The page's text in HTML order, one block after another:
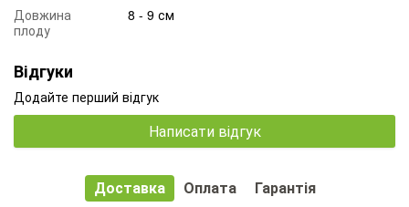
Довжина
плоду
8 - 9 см
Відгуки
Додайте перший відгук
Написати відгук
Доставка Оплата Гарантія